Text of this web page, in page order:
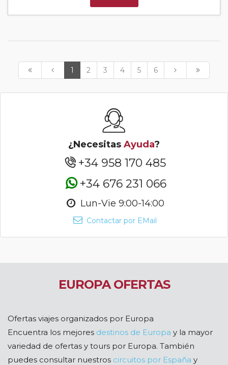
1 2 3 4 5 6
¿Necesitas Ayuda?
+34 958 170 485
+34 676 231 066
Lun-Vie 9:00-14:00
Contactar por EMail
EUROPA OFERTAS
Ofertas viajes organizados por Europa
Encuentra los mejores destinos de Europa y la mayor
variedad de ofertas y tours por Europa. También
puedes consultar nuestros circuitos por España y